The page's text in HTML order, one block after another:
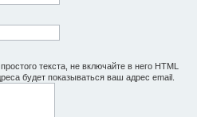
текста, не включайте в него HTML
будет показываться ваш адрес email.